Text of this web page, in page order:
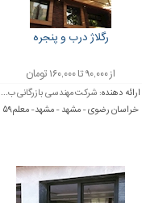
رگلاژ درب و پنجره
از ۹۰,۰۰۰ تا ۱۶۰,۰۰۰ تومان
ارائه دهنده: شرکت مهندسی بازرگانی ب...
خراسان رضوی - مشهد - مشهد- معلم۵۹